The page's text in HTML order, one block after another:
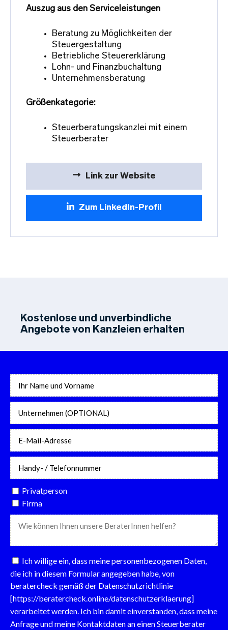
Auszug aus den Serviceleistungen
Beratung zu Möglichkeiten der
Steuergestaltung
Betriebliche Steuererklärung
Lohn- und Finanzbuchaltung
Unternehmensberatung
Größenkategorie:
Steuerberatungskanzlei mit einem
Steuerberater
Link zur Website
Zum LinkedIn-Profil
Kostenlose und unverbindliche
Angebote von Kanzleien erhalten